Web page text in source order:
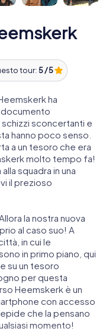
tour:5 / 5
ha
sconcertanti e
hanno poco senso.
a un tesoro che era
molto tempo fa!
squadra in una
il prezioso
la nostra nuova
al caso suo! A
in cui le
in primo piano, qui
su un tesoro
per questa
Heemskerk è un
con accesso
che la pensano
momento!